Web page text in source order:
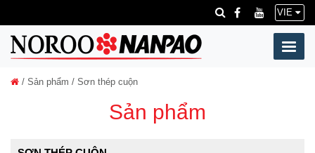
VIE
/ Sản phẩm / Sơn thép cuộn
Sản phẩm